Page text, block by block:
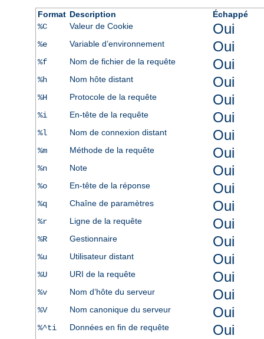
Format Description
Échappé
%C
Valeur de Cookie Oui
%e Variable d’environnement Oui
%f Nom de fichier de la requête Oui
%h Nom hôte distant Oui
%H Protocole de la requête Oui
%i En-tête de la requête Oui
%l Nom de connexion distant Oui
%m Méthode de la requête Oui
%n Note Oui
%o En-tête de la réponse Oui
%q Chaîne de paramètres Oui
%r Ligne de la requête Oui
%R Gestionnaire Oui
%u Utilisateur distant Oui
%U URI de la requête Oui
%v Nom d’hôte du serveur Oui
%V Nom canonique du serveur Oui
%^ti Données en fin de requête Oui